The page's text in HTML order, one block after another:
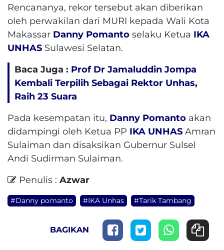
Rencananya, rekor tersebut akan diberikan
oleh perwakilan dari MURI kepada Wali Kota
Makassar Danny Pomanto selaku Ketua IKA
UNHAS Sulawesi Selatan.
Baca Juga : Prof Dr Jamaluddin Jompa
Kembali Terpilih Sebagai Rektor Unhas,
Raih 23 Suara
Pada kesempatan itu, Danny Pomanto akan
didampingi oleh Ketua PP IKA UNHAS Amran
Sulaiman dan disaksikan Gubernur Sulsel
Andi Sudirman Sulaiman.
Penulis : Azwar
#Danny pomanto #IKA Unhas #Tarik Tambang
BAGIKAN